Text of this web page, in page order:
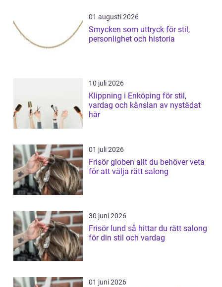
01 augusti 2026
Smycken som uttryck för stil,
personlighet och historia
10 juli 2026
Klippning i Enköping för stil,
vardag och känslan av nystädat
hår
01 juli 2026
Frisör globen allt du behöver veta
för att välja rätt salong
30 juni 2026
Frisör lund så hittar du rätt salong
för din stil och vardag
01 juni 2026